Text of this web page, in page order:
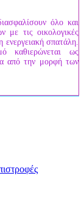
όλο και
με τις οικολογικές
ενεργειακή σπατάλη.
καθιερώνεται ως
από την μορφή των